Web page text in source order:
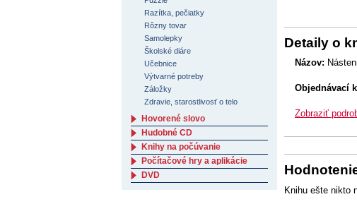
Detaily o
Názov:
Objednávací
Zobraziť
Knihu ešte nikto
Razítka, pečiatky
Rôzny tovar
Samolepky
Školské diáre
Učebnice
Výtvarné potreby
Záložky
Zdravie, starostlivosť o telo
Hovorené slovo
Hudobné CD
Knihy na počúvanie
Počítačové hry a aplikácie
DVD